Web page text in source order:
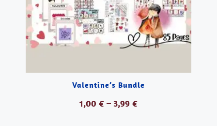
Valentine’s Bundle
1,00 € – 3,99 €